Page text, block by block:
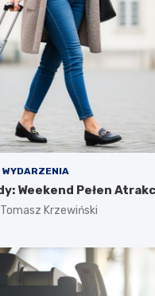
WYDARZENIA
Weekend Pełen
Tomasz Krzewiński